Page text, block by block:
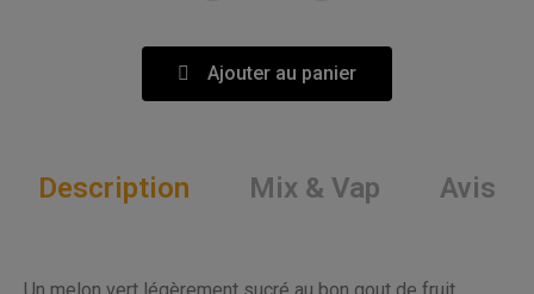
Ajouter au panier
Description Mix & Vap Avis